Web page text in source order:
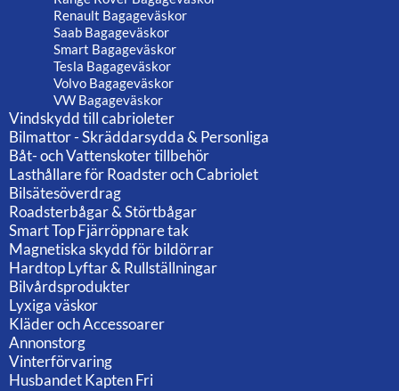
Renault Bagageväskor
Saab Bagageväskor
Smart Bagageväskor
Tesla Bagageväskor
Volvo Bagageväskor
VW Bagageväskor
Vindskydd till cabrioleter
Bilmattor - Skräddarsydda & Personliga
Båt- och Vattenskoter tillbehör
Lasthållare för Roadster och Cabriolet
Bilsätesöverdrag
Roadsterbågar & Störtbågar
Smart Top Fjärröppnare tak
Magnetiska skydd för bildörrar
Hardtop Lyftar & Rullställningar
Bilvårdsprodukter
Lyxiga väskor
Kläder och Accessoarer
Annonstorg
Vinterförvaring
Husbandet Kapten Fri